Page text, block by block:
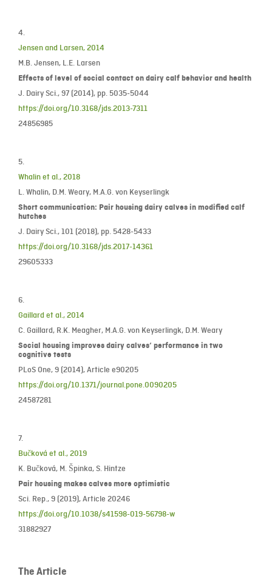
4.
Jensen and Larsen, 2014
M.B. Jensen, L.E. Larsen
Effects of level of social contact on dairy calf behavior and health
J. Dairy Sci., 97 (2014), pp. 5035-5044
https://doi.org/10.3168/jds.2013-7311
24856985
5.
Whalin et al., 2018
L. Whalin, D.M. Weary, M.A.G. von Keyserlingk
Short communication: Pair housing dairy calves in modified calf
hutches
J. Dairy Sci., 101 (2018), pp. 5428-5433
https://doi.org/10.3168/jds.2017-14361
29605333
6.
Gaillard et al., 2014
C. Gaillard, R.K. Meagher, M.A.G. von Keyserlingk, D.M. Weary
Social housing improves dairy calves‘ performance in two
cognitive tests
PLoS One, 9 (2014), Article e90205
https://doi.org/10.1371/journal.pone.0090205
24587281
7.
Bučková et al., 2019
K. Bučková, M. Špinka, S. Hintze
Pair housing makes calves more optimistic
Sci. Rep., 9 (2019), Article 20246
https://doi.org/10.1038/s41598-019-56798-w
31882927
The Article